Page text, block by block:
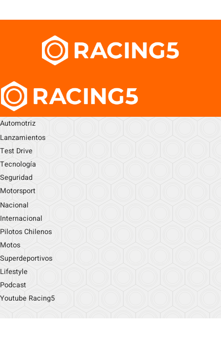
Automotriz
Lanzamientos
Test Drive
Tecnología
Seguridad
Motorsport
Nacional
Internacional
Pilotos Chilenos
Motos
Superdeportivos
Lifestyle
Podcast
Youtube Racing5